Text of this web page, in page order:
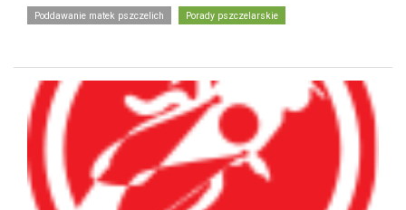
Poddawanie matek pszczelich Porady pszczelarskie